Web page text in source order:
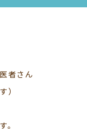
者さん
）